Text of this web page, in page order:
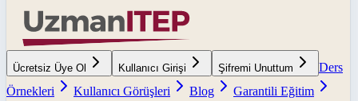
Ücretsiz Üye Ol Kullanıcı Girişi Şifremi Unuttum
Ders
Örnekleri
Kullanıcı Görüşleri Blog
Garantili Eğitim